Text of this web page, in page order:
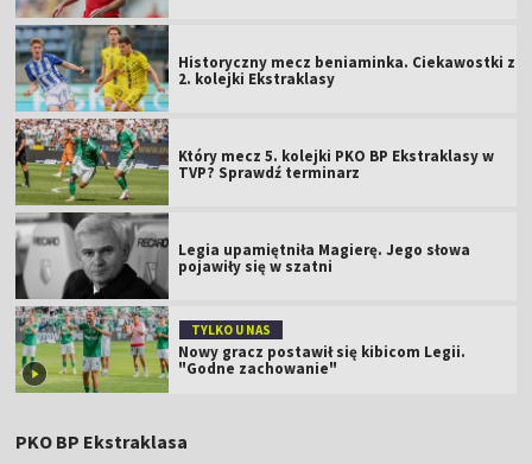
Historyczny mecz beniaminka. Ciekawostki z
2. kolejki Ekstraklasy
Który mecz 5. kolejki PKO BP Ekstraklasy w
TVP? Sprawdź terminarz
Legia upamiętniła Magierę. Jego słowa
pojawiły się w szatni
TYLKO U NAS
Nowy gracz postawił się kibicom Legii.
"Godne zachowanie"
PKO BP Ekstraklasa